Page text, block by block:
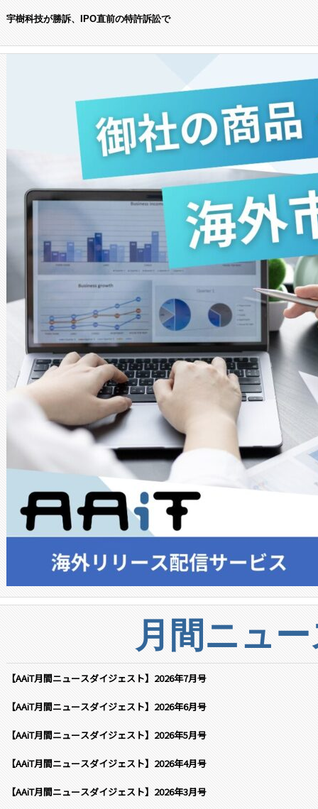
宇樹科技が勝訴、IPO直前の特許訴訟で
月間ニュ
【AAiT月間ニュースダイジェスト】2026年7月号
【AAiT月間ニュースダイジェスト】2026年6月号
【AAiT月間ニュースダイジェスト】2026年5月号
【AAiT月間ニュースダイジェスト】2026年4月号
【AAiT月間ニュースダイジェスト】2026年3月号